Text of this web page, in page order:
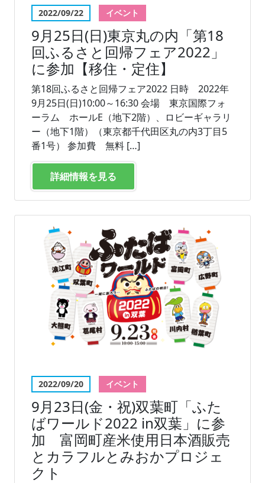
2022/09/22 イベント
9月25日(日)東京丸の内「第18
回ふるさと回帰フェア2022」
に参加【移住・定住】
第18回ふるさと回帰フェア2022 日時 2022年
9月25日(日)10:00～16:30 会場 東京国際フォ
ーラム ホールE（地下2階）、ロビーギャラリ
ー（地下1階）（東京都千代田区丸の内3丁目5
番1号） 参加費 無料 […]
詳細情報を見る
2022/09/20 イベント
9月23日(金・祝)双葉町「ふた
ばワールド2022 in双葉」に参
加 富岡町産米使用日本酒販売
とカラフルとみおかプロジェ
クト